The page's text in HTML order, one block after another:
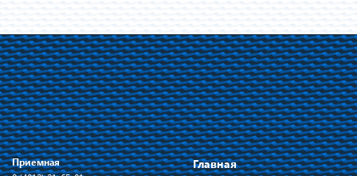
Приемная
Главная